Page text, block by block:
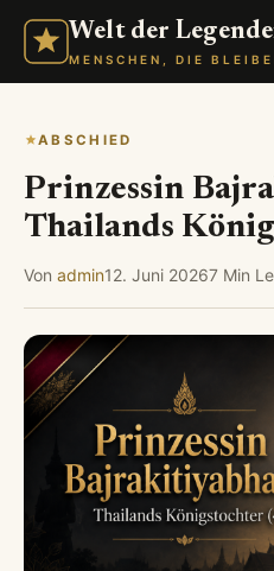
Welt der
MENSCHEN, DIE
ABSCHIED
Prinzessin
Thailands
Von admin12. Juni 20267 Min